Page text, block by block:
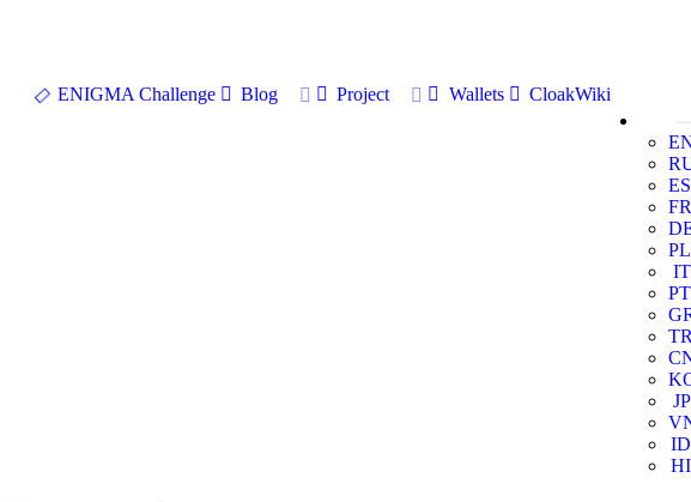
ENIGMA Challenge Blog Project Wallets
CloakWiki
ES
FR
PL
IT
PT
JP
ID
HI